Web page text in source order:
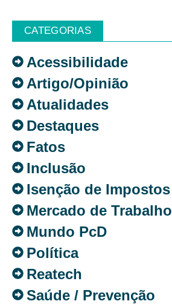
CATEGORIAS
Acessibilidade
Artigo/Opinião
Atualidades
Destaques
Fatos
Inclusão
Isenção de Impostos
Mercado de Trabalho
Mundo PcD
Política
Reatech
Saúde / Prevenção